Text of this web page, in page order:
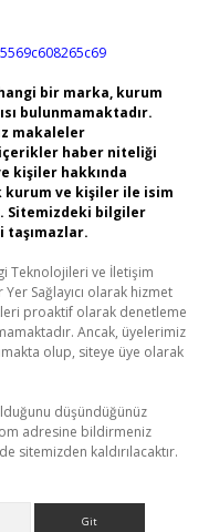
bir marka, kurum
bulunmamaktadır.
makaleler
haber niteliği
kişiler hakkında
kurum ve kişiler ile isim
Sitemizdeki bilgiler
Teknolojileri ve İletişim
Sağlayıcı olarak hizmet
proaktif olarak denetleme
Ancak, üyelerimiz
olup, siteye üye olarak
düşündüğünüz
adresine bildirmeniz
sitemizden kaldırılacaktır.